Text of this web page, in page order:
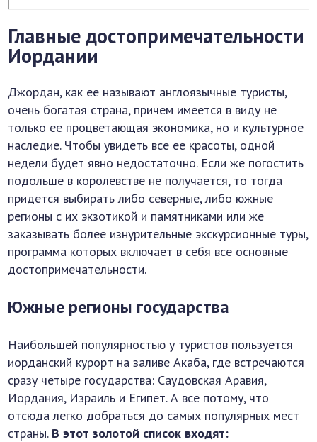
Главные достопримечательности
Иордании
Джордан, как ее называют англоязычные туристы,
очень богатая страна, причем имеется в виду не
только ее процветающая экономика, но и культурное
наследие. Чтобы увидеть все ее красоты, одной
недели будет явно недостаточно. Если же погостить
подольше в королевстве не получается, то тогда
придется выбирать либо северные, либо южные
регионы с их экзотикой и памятниками или же
заказывать более изнурительные экскурсионные туры,
программа которых включает в себя все основные
достопримечательности.
Южные регионы государства
Наибольшей популярностью у туристов пользуется
иорданский курорт на заливе Акаба, где встречаются
сразу четыре государства: Саудовская Аравия,
Иордания, Израиль и Египет. А все потому, что
отсюда легко добраться до самых популярных мест
страны. В этот золотой список входят: